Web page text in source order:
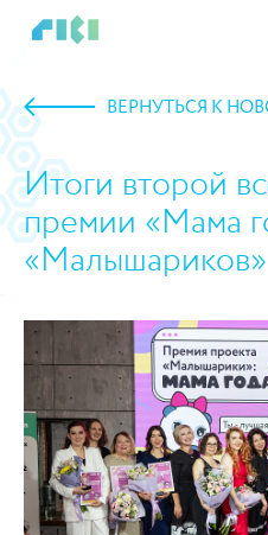
ВЕРНУТЬСЯ К
Итоги второй
премии «Мама
«Малышариков»
https://www.high-